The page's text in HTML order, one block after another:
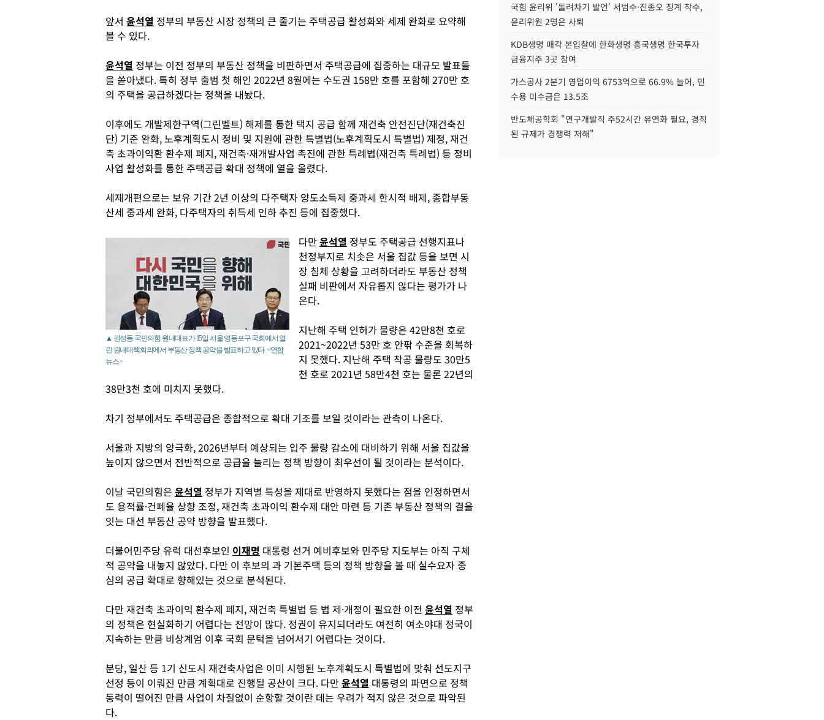
앞서 윤석열 정부의 부동산 시장 정책의 큰 줄기는 주택공급 활성화와 세제 완화로 요약해
볼 수 있다.
윤석열 정부는 이전 정부의 부동산 정책을 비판하면서 주택공급에 집중하는 대규모 발표들
을 쏟아냈다. 특히 정부 출범 첫 해인 2022년 8월에는 수도권 158만 호를 포함해 270만 호
의 주택을 공급하겠다는 정책을 내놨다.
이후에도 개발제한구역(그린벨트) 해제를 통한 택지 공급 함께 재건축 안전진단(재건축진
단) 기준 완화, 노후계획도시 정비 및 지원에 관한 특별법(노후계획도시 특별법) 제정, 재건
축 초과이익환 환수제 폐지, 재건축·재개발사업 촉진에 관한 특례법(재건축 특례법) 등 정비
사업 활성화를 통한 주택공급 확대 정책에 열을 올렸다.
세제개편으로는 보유 기간 2년 이상의 다주택자 양도소득제 중과세 한시적 배제, 종합부동
산세 중과세 완화, 다주택자의 취득세 인하 추진 등에 집중했다.
▲ 권성동 국민의힘 원내대표가 15일 서울 영등포구 국회에서 열
린 원내대책회의에서 부동산 정책 공약을 발표하고 있다. <연합
뉴스>
다만윤석열 정부도 주택공급 선행지표나
천정부지로 치솟은 서울 집값 등을 보면 시
장 침체 상황을 고려하더라도 부동산 정책
실패 비판에서 자유롭지 않다는 평가가 나
온다.
지난해 주택 인허가 물량은 42만8천 호로
2021~2022년 53만 호 안팎 수준을 회복하
지 못했다. 지난해 주택 착공 물량도 30만5
천 호로 2021년 58만4천 호는 물론 22년의
38만3천 호에 미치지 못했다.
차기 정부에서도 주택공급은 종합적으로 확대 기조를 보일 것이라는 관측이 나온다.
서울과 지방의 양극화, 2026년부터 예상되는 입주 물량 감소에 대비하기 위해 서울 집값을
높이지 않으면서 전반적으로 공급을 늘리는 정책 방향이 최우선이 될 것이라는 분석이다.
이날 국민의힘은 윤석열 정부가 지역별 특성을 제대로 반영하지 못했다는 점을 인정하면서
도 용적률·건폐율 상향 조정, 재건축 초과이익 환수제 대안 마련 등 기존 부동산 정책의 결을
잇는 대선 부동산 공약 방향을 발표했다.
더불어민주당 유력 대선후보인 이재명 대통령 선거 예비후보와 민주당 지도부는 아직 구체
적 공약을 내놓지 않았다. 다만 이 후보의 과 기본주택 등의 정책 방향을 볼 때 실수요자 중
심의 공급 확대로 향해있는 것으로 분석된다.
다만 재건축 초과이익 환수제 폐지, 재건축 특별법 등 법 제·개정이 필요한 이전 윤석열 정부
의 정책은 현실화하기 어렵다는 전망이 많다. 정권이 유지되더라도 여전히 여소야대 정국이
지속하는 만큼 비상계엄 이후 국회 문턱을 넘어서기 어렵다는 것이다.
분당, 일산 등 1기 신도시 재건축사업은 이미 시행된 노후계획도시 특별법에 맞춰 선도지구
선정 등이 이뤄진 만큼 계획대로 진행될 공산이 크다. 다만윤석열 대통령의 파면으로 정책
동력이 떨어진 만큼 사업이 차질없이 순항할 것이란 데는 우려가 적지 않은 것으로 파악된
다.
국힘 윤리위 '돌려차기 발언' 서범수·진종오 징계 착수,
윤리위원 2명은 사퇴
KDB생명 매각 본입찰에 한화생명 흥국생명 한국투자
금융지주 3곳 참여
가스공사 2분기 영업이익 6753억으로 66.9% 늘어, 민
수용 미수금은 13.5조
반도체공학회 "연구개발직 주52시간 유연화 필요, 경직
된 규제가 경쟁력 저해"